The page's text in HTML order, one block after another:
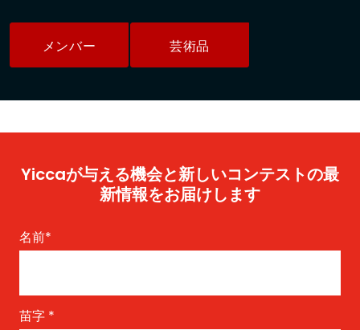
メンバー 芸術品
Yiccaが与える機会と新しいコンテストの最
新情報をお届けします
名前*
苗字 *